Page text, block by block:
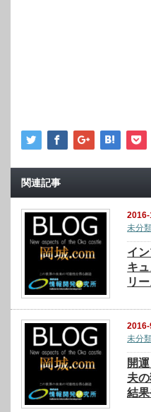
関連記事
未分
イ
キ
リ
未分
開
夫
結果